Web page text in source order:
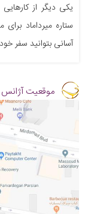
یکی دیگر از
ستاره میرداماد
آسانی بتوانید سفر خود
موقعیت آژانس